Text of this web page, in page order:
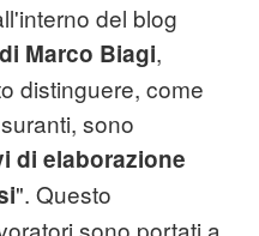
del blog
Marco Biagi,
distinguere, come
sono
di elaborazione
". Questo